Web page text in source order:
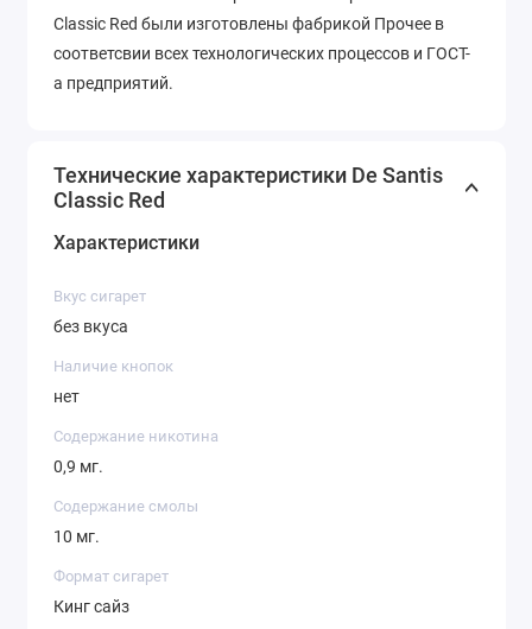
Classic Red были изготовлены фабрикой Прочее в
соответсвии всех технологических процессов и ГОСТ-
а предприятий.
Технические характеристики De Santis
Classic Red
Характеристики
Вкус сигарет
без вкуса
Наличие кнопок
нет
Содержание никотина
0,9 мг.
Содержание смолы
10 мг.
Формат сигарет
Кинг сайз